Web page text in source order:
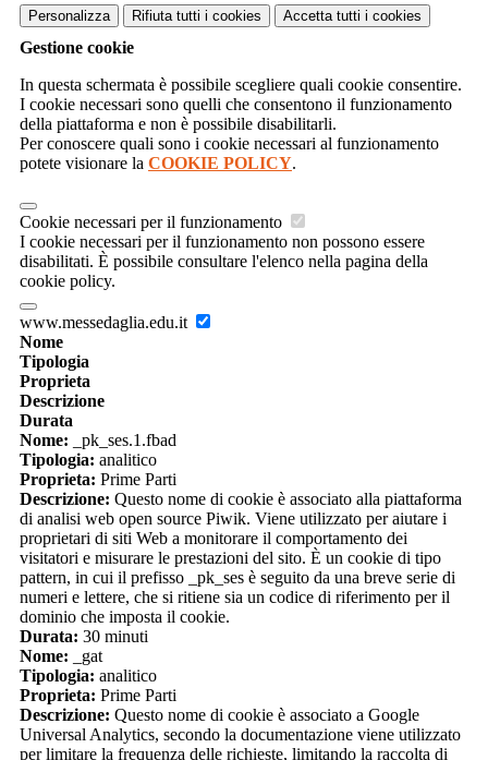
Personalizza Rifiuta tutti i cookies Accetta tutti i cookies
Gestione cookie
In questa schermata è possibile scegliere quali cookie consentire.
I cookie necessari sono quelli che consentono il funzionamento
della piattaforma e non è possibile disabilitarli.
Per conoscere quali sono i cookie necessari al funzionamento
potete visionare la COOKIE POLICY.
Cookie necessari per il funzionamento
I cookie necessari per il funzionamento non possono essere
disabilitati. È possibile consultare l'elenco nella pagina della
cookie policy.
www.messedaglia.edu.it
Nome
Tipologia
Proprieta
Descrizione
Durata
Nome: _pk_ses.1.fbad
Tipologia: analitico
Proprieta: Prime Parti
Descrizione: Questo nome di cookie è associato alla piattaforma
di analisi web open source Piwik. Viene utilizzato per aiutare i
proprietari di siti Web a monitorare il comportamento dei
visitatori e misurare le prestazioni del sito. È un cookie di tipo
pattern, in cui il prefisso _pk_ses è seguito da una breve serie di
numeri e lettere, che si ritiene sia un codice di riferimento per il
dominio che imposta il cookie.
Durata: 30 minuti
Nome: _gat
Tipologia: analitico
Proprieta: Prime Parti
Descrizione: Questo nome di cookie è associato a Google
Universal Analytics, secondo la documentazione viene utilizzato
per limitare la frequenza delle richieste, limitando la raccolta di